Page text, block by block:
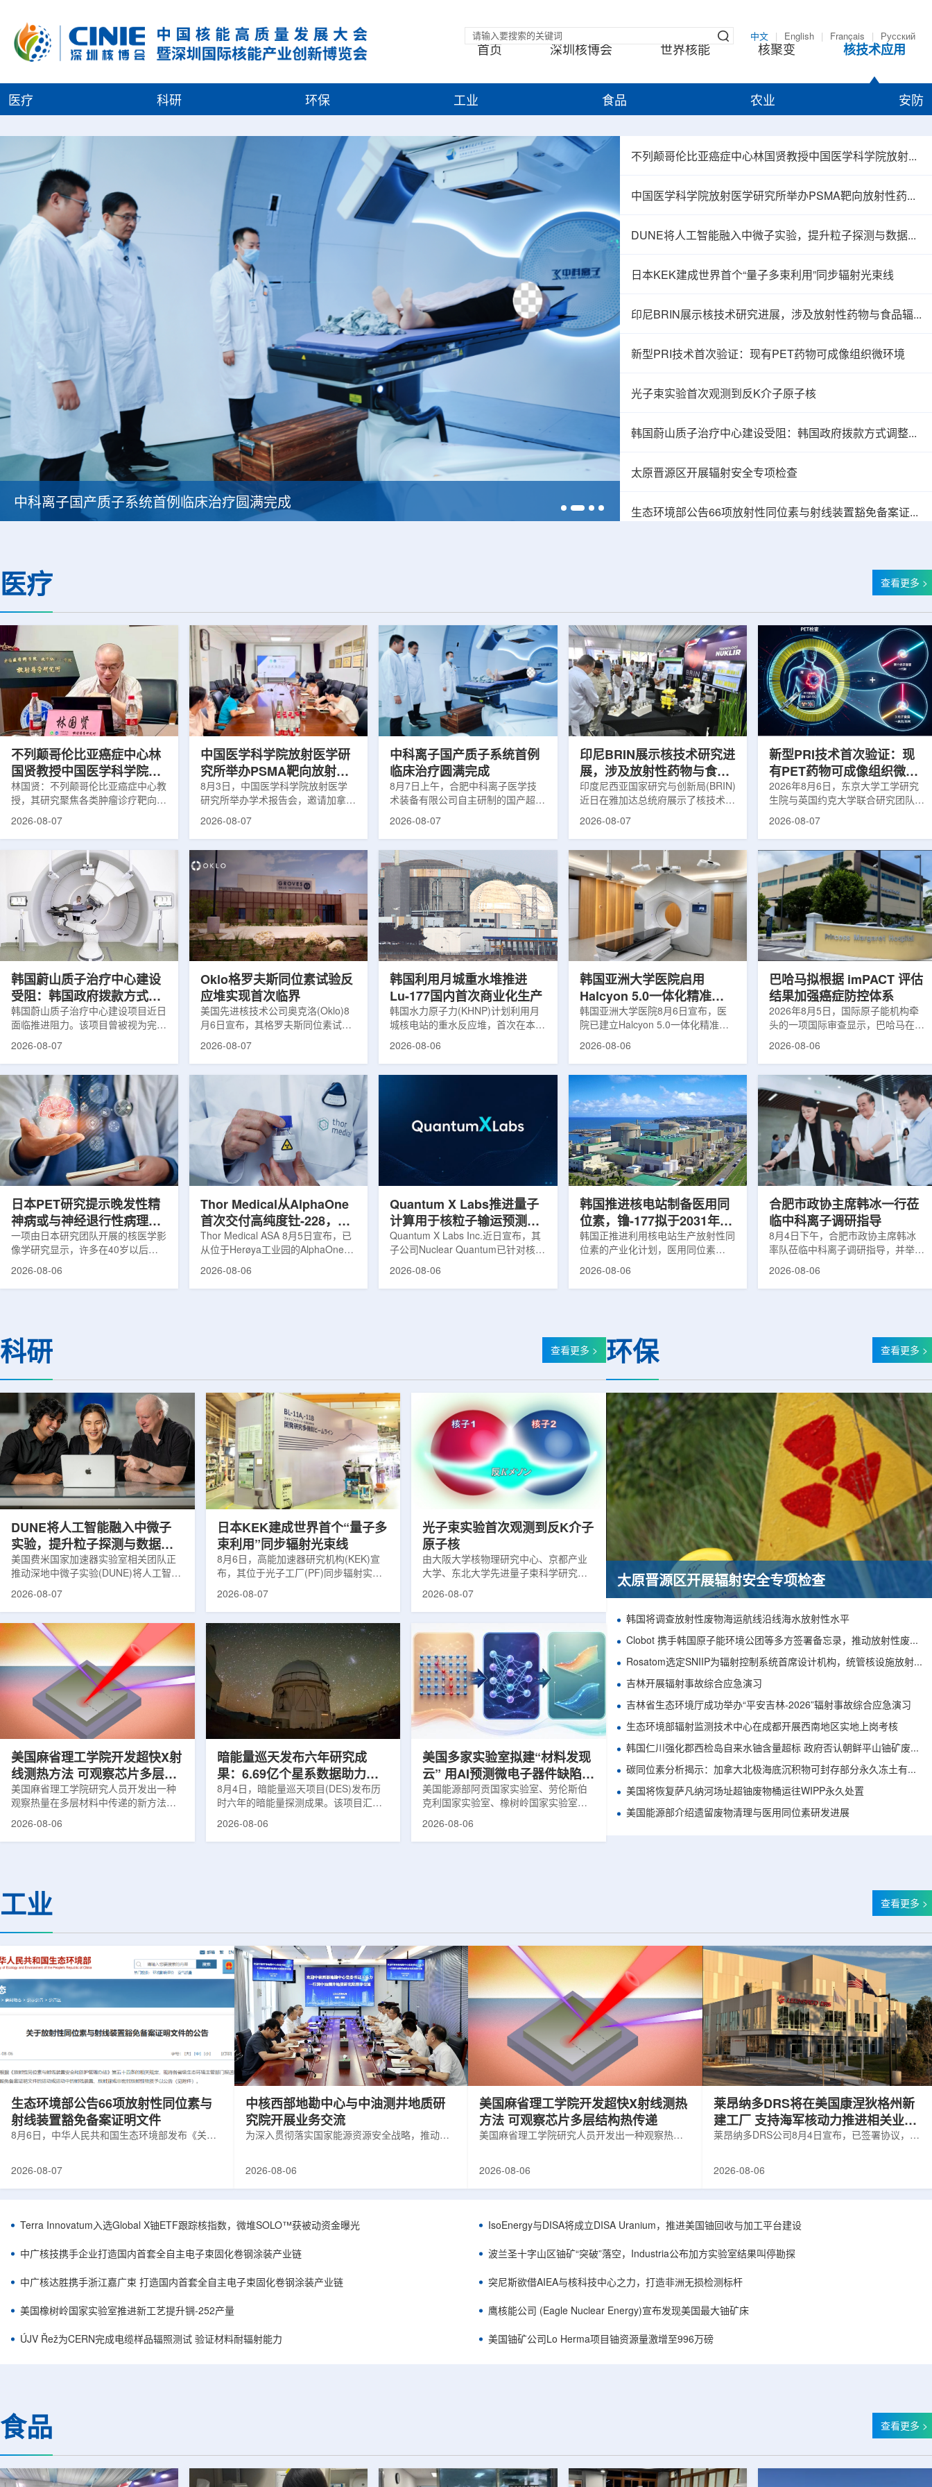
中文 English Français Русский
首页 深圳核博会 世界核能 核聚变 核技术应用
医疗 科研 环保 工业 食品 农业 安防
中科离子国产质子系统首例临床治疗圆满完成 韩国忠清北道上半年农水产品放射性检测结果达
不列颠哥伦比亚癌症中心林国贤教授中国医学科学院放射医学研究所开展学术交流
中国医学科学院放射医学研究所举办PSMA靶向放射性药物学术报告会
DUNE将人工智能融入中微子实验，提升粒子探测与数据处理能力
日本KEK建成世界首个“量子多束利用”同步辐射光束线
印尼BRIN展示核技术研究进展，涉及放射性药物与食品辐照应用
新型PRI技术首次验证：现有PET药物可成像组织微环境
光子束实验首次观测到反K介子原子核
韩国蔚山质子治疗中心建设受阻：韩国政府拨款方式调整影响项目推进
太原晋源区开展辐射安全专项检查
生态环境部公告66项放射性同位素与射线装置豁免备案证明文件
医疗 查看更多 >
不列颠哥伦比亚癌症中心林
国贤教授中国医学科学院放
射医学研究所开展学术交流
林国贤：不列颠哥伦比亚癌症中心教
授，其研究聚焦各类肿瘤诊疗靶向放
射性药物开发，迄今已主导/参与发
完成自研7款放射性药物的临床转
化，用于多种肿瘤诊疗。报告会上，
林国贤教授基于其团队多年的前沿探
索，系统梳理了针对前列腺癌靶点
PSMA的核药相关研究进展：一是F-
18标记PSMA靶向PET显像剂的分子
设计与临床优势;二是通过理性优化
分子结构，大幅提高Lu-177标记治
2026-08-07
中国医学科学院放射医学研
究所举办PSMA靶向放射性
药物学术报告会
8月3日，中国医学科学院放射医学
研究所举办学术报告会，邀请加拿大
温哥华不列颠哥伦比亚癌症中心林国
性药物开发》的学术报告。报告会采
取线上线下结合方式举行，放射所部
分科研人员和研究生参加。林国贤教
授长期从事肿瘤诊疗靶向放射性药物
开发研究，已主导或参与发表135余
篇同行评议期刊论文，提交30余项
放射性药物相关专利申请，并完成7
款自研放射性药物的临床转化，应用
2026-08-07
中科离子国产质子系统首例
临床治疗圆满完成
8月7日上午，合肥中科离子医学技
术装备有限公司自主研制的国产超导
回旋质子治疗系统，在合肥离子医学
治疗系统的重要突破。本例受试者为
肺癌患者。试验所用的超导质子治疗
系统，搭载中科离子自主研发的
SC240超导回旋加速器，具有超大照
射野、360°全周束流配送能力。治
疗全程依托多模融合4D图像引导精
准定位，能实现动态适配、精准治
疗。设备运行平稳低噪，治疗控制软
2026-08-07
印尼BRIN展示核技术研究进
展，涉及放射性药物与食品
辐照应用
印度尼西亚国家研究与创新局(BRIN)
近日在雅加达总统府展示了核技术研
究成果。BRIN局长阿里夫·萨特里亚
粮食和健康等领域。在健康领域，
BRIN正在开发用于核医学的放射性
药物。这类药物含有放射性物质，可
用于癌症诊断和治疗。阿里夫表示，
放射性药物研发对癌症识别和治疗具
有重要意义。在食品领域，BRIN将
核技术用于食品保鲜，重点包括出口
水果的辐照处理。阿里夫介绍，一些
2026-08-07
新型PRI技术首次验证：现
有PET药物可成像组织微环
境
2026年8月6日，东京大学工学研究
生院与英国约克大学联合研究团队宣
布，已建立一种利用正电子三光子衰
该方法可结合现有临床PET显像剂使
用，有望为核医学影像提供观察组织
微环境的新手段。利用正电子-3光子
衰变的下一代核医学成像概念图目前
临床PET扫描主要利用正电子双光子
湮灭过程显示药物在体内的分布和积
累情况，但对组织缺氧等与疾病恶性
程度相关的微环境信息捕捉有限。...
2026-08-07
韩国蔚山质子治疗中心建设
受阻：韩国政府拨款方式调
整影响项目推进
韩国蔚山质子治疗中心建设项目近日
面临推进阻力。该项目曾被视为完善
韩国东南部区域癌症治疗体系的关键
的难度明显上升。据蔚山市8月6日
消息，蔚山市已于去年3月完成质子
治疗中心建设可行性研究及基本规划
制定服务，并开始争取国家拨款。不
过，韩国保健福祉部回复称，难以单
独为蔚山市提供大型项目资金。此
前，蔚山市曾计划通过建设质子治疗
中心，构建癌症患者可在区域内完成
2026-08-07
Oklo格罗夫斯同位素试验反
应堆实现首次临界
美国先进核技术公司奥克洛(Oklo)8
月6日宣布，其格罗夫斯同位素试验
反应堆已在低功率状态下实现可控自
格罗夫斯同位素试验反应堆设施(图
片：格罗夫斯)格罗夫斯低功率试验
反应堆位于美国得克萨斯州洛克哈
特，是美国能源部反应堆试点计划下
首个在私人土地上实现临界的反应
堆。根据奥克洛介绍，该设施从未开
发土地起步建设，完成了土建开挖、
工程建设、组件制造或采购、燃料配
2026-08-07
韩国利用月城重水堆推进
Lu-177国内首次商业化生产
韩国水力原子力(KHNP)计划利用月
城核电站的重水反应堆，首次在本土
生产用于癌症治疗的放射性同位素
元化的供应链并缩短运输时间。此次
计划的首要目标是实现镥-177的商业
化生产，预计在2028年进行试生
产，并在2031年开始全面量产。之
后，韩国水力原子力还将扩大生产范
2026-08-06
韩国亚洲大学医院启用
Halcyon 5.0一体化精准放
射治疗方案
韩国亚洲大学医院8月6日宣布，医
院已建立Halcyon 5.0一体化精准放
射治疗解决方案，并开始全面用于患
实时运动管理整合到同一治疗流程
中，用于提升图像引导放射治疗的精
准度和安全性。此次实施方案以
Halcyon系统软件5.0版本为基础，集
成高分辨率锥形束CT成像系统
HyperSight、六自由度患者定位台
Dynamic Couch，以及表面引导放
射治疗系统IDENTIFY。亚洲大学医
2026-08-06
巴哈马拟根据 imPACT 评估
结果加强癌症防控体系
2026年8月5日，国际原子能机构牵
头的一项国际审查显示，巴哈马在加
强癌症治疗服务方面具备进一步提升
治疗效果提出了路线图。巴哈马拿骚
玛格丽特公主医院(图片：Pelow
Media/Adobe Stock)这项 imPACT
评估由国际原子能机构、世界卫生组
织/泛美卫生组织和国际癌症研究机
构共同开展，应巴哈马卫生与健康部
请求进行，重点评估该国癌症防控能
力和实际需求。6月9日至11日，专
2026-08-06
日本PET研究提示晚发性精
神病或与神经退行性病理相
关
一项由日本研究团队开展的核医学影
像学研究显示，许多在40岁以后首
次出现幻觉、妄想等精神病性症状的
踪剂^11C-PiB，以及tau蛋白PET示
踪剂^18F-florzolotau，对受试者大
神病患者中，β-淀粉样蛋白阳性...
2026-08-06
Thor Medical从AlphaOne
首次交付高纯度钍-228，商
业供货启动
Thor Medical ASA 8月5日宣布，已
从位于Herøya工业园的AlphaOne生
产设施完成首批高纯度钍-228(Th-
足靶向α疗法领域对高纯度...
2026-08-06
Quantum X Labs推进量子
计算用于核粒子输运预测模
拟
Quantum X Labs Inc.近日宣布，其
子公司Nuclear Quantum已针对核工
业计算模拟中的一项瓶颈提出新方
效率。Nuclear Quantum此次提出的
学能够直接在量子计算框架中表示和
模拟。...
2026-08-06
韩国推进核电站制备医用同
位素，镥-177拟于2031年商
业化生产
韩国正推进利用核电站生产放射性同
位素的产业化计划，医用同位素
镥-177(Lu-177)被列为首个商业化目
用较广的治疗性放射性同位素，可用
于前列腺癌、神经内分泌肿瘤等疾病
期约为6.6天，从生产、运输到药物
制备和患者给药...
2026-08-06
合肥市政协主席韩冰一行莅
临中科离子调研指导
8月4日下午，合肥市政协主席韩冰
率队莅临中科离子调研指导，并举行
座谈交流。市人大常委会副主任雍凤
经理陈永华，副总经理丁开忠、李
俊、光若怀陪同。韩冰一行详细了解
破、成果转化落地及产业化发展等方
面开...
2026-08-06
科研 查看更多 >
DUNE将人工智能融入中微子
实验，提升粒子探测与数据处
理能力
美国费米国家加速器实验室相关团队正
推动深地中微子实验(DUNE)将人工智能
互作用识别、事件分类和探测器管理能
力。DUNE位于长基线中微子设施，目
前已开始安装大型中微子探测器模块的
结构元件。该实验由近探测器和远探测
器组成：近探测器位于费米实验室，远
探测器设在南达科他州桑福德地下研究
设施地下约1英里处。两个探测器都将采
用液氩时间投影室技术，用于记录中微
2026-08-07
日本KEK建成世界首个“量子多
束利用”同步辐射光束线
8月6日，高能加速器研究机构(KEK)宣
布，其位于光子工厂(PF)同步辐射实验
射线与软X射线两束光束的同步利用。据
介绍，BL-11A和BL-11B由同步辐射学术
基础设施网络合作建设。该网络由大学
联合使用机构及联合使用、联合研究中
心的同步辐射装置组成，定位为科研和
教育基础设施。新光束线的主要特点在
于，可在同一实验条件下同时使用硬X射
线和软X射线，完成过去需要分别开展的
2026-08-07
光子束实验首次观测到反K介子
原子核
由大阪大学核物理研究中心、京都产业
大学、东北大学先进量子束科学研究中
台湾中央研究院和加拿大萨斯喀彻温大
LEPS2/Solenoid合作组，首次利用光子
束实验观测到含有反K介子的原子核。这
一成果为确认反K介子原子核的存在提供
了新的实验证据，也为理解高密度核物
质和中性子星内部结构提供了重要线
索。研究团队在日本兵库县大型同步辐
射设施SP...
2026-08-07
美国麻省理工学院开发超快X射
线测热方法 可观察芯片多层结
构热传递
美国麻省理工学院研究人员开发出一种
观察热量在多层材料中传递的新方法，
可用于精确测量计算机芯片等电子器件
多层结构时存在局限，例如常用的时域
热反射法难以区分不同材料层中的热传
题...
2026-08-06
暗能量巡天发布六年研究成
果：6.69亿个星系数据助力约
束宇宙加速膨胀
8月4日，暗能量巡天项目(DES)发布历
时六年的暗能量探测成果。该项目汇总
形成18篇相关论文，基于2013年至2019
加速...
2026-08-06
美国多家实验室拟建“材料发现
云” 用AI预测微电子器件缺陷影
响
美国能源部阿贡国家实验室、劳伦斯伯
克利国家实验室、橡树岭国家实验室和
西北大学的研究人员正计划开发材料发
工...
2026-08-06
环保 查看更多 >
太原晋源区开展辐射安全专项检查
韩国将调查放射性废物海运航线沿线海水放射性水平
Clobot 携手韩国原子能环境公团等多方签署备忘录，推动放射性废物安全管理多机型机器人示范
Rosatom选定SNIIP为辐射控制系统首席设计机构，统管核设施放射仪表标准化与进口替代保障
吉林开展辐射事故综合应急演习
吉林省生态环境厅成功举办“平安吉林-2026”辐射事故综合应急演习
生态环境部辐射监测技术中心在成都开展西南地区实地上岗考核
韩国仁川强化郡西检岛自来水铀含量超标 政府否认朝鲜平山铀矿废水影响
碳同位素分析揭示：加拿大北极海底沉积物可封存部分永久冻土有机碳
美国将恢复萨凡纳河场址超铀废物桶运往WIPP永久处置
美国能源部介绍遗留废物清理与医用同位素研发进展
工业 查看更多 >
生态环境部公告66项放射性同位素与
射线装置豁免备案证明文件
8月6日，中华人民共和国生态环境部发布《关于
将各省级生态环境主管部门报送的、已获得豁免
置、放射源或非密封放射性物质予以公告。随公
告发布的汇总表共列出66项备案记录，涉及山
东、天津、上海、河北、四川、甘肃、安徽、河
南、辽宁等地相关单位。备案内容涵盖...
2026-08-07
中核西部地勘中心与中油测井地质研
究院开展业务交流
为深入贯彻落实国家能源资源安全战略，推动油
地质研究院，开展专项技术交流研讨。会上，中
内油气测井成套装备、井下探测、岩石物理实
验、智能测井解释、深井探测及多源地质数据解
析等成熟技术体系，并结合实战案例分享了含油
气盆地铀矿勘查经验。王乐力介绍了西部中...
2026-08-06
美国麻省理工学院开发超快X射线测热
方法 可观察芯片多层结构热传递
美国麻省理工学院研究人员开发出一种观察热量
寸不断缩小、功率密度持续提高，器件过热正成
在面对真实电子器件的多层结构时存在局限，例
如常用的时域热反射法难以区分不同材料层中的
热传输情况，红外成像等方法也难以在微小尺度
上捕捉快速变化。为解决这一问题...
2026-08-06
莱昂纳多DRS将在美国康涅狄格州新
建工厂 支持海军核动力推进相关业务
增长
莱昂纳多DRS公司8月4日宣布，已签署协议，将
并为公司在核能领域的后续增长提供空间和基础
尔德帕克里奇路120号，占地约14.1087万平方英
尺。工厂建成后，将整合目前分布在康涅狄格州
丹伯里和贝瑟尔三个地点的业务。该设施预计于
2027年初投入使用，若最终设计和租户装修工...
2026-08-06
Terra Innovatum入选Global X铀ETF跟踪核指数，微堆SOLO™获被动资金曝光
中广核技携手企业打造国内首套全自主电子束固化卷钢涂装产业链
中广核达胜携手浙江嘉广束 打造国内首套全自主电子束固化卷钢涂装产业链
美国橡树岭国家实验室推进新工艺提升锎-252产量
ÚJV Řež为CERN完成电缆样品辐照测试 验证材料耐辐射能力
IsoEnergy与DISA将成立DISA Uranium，推进美国铀回收与加工平台建设
波兰圣十字山区铀矿“突破”落空，Industria公布加方实验室结果叫停勘探
突尼斯欲借AIEA与核科技中心之力，打造非洲无损检测标杆
鹰核能公司 (Eagle Nuclear Energy)宣布发现美国最大铀矿床
美国铀矿公司Lo Herma项目铀资源量激增至996万磅
食品 查看更多 >